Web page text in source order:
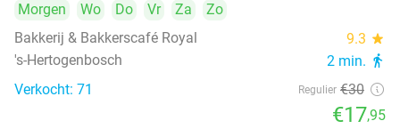
Morgen Wo Do Vr Za
Zo
Bakkerij & Bakkerscafé Royal
9.3 star
's-Hertogenbosch 2 min. directions_walk
Verkocht: 71 Regulier €30
€17,95